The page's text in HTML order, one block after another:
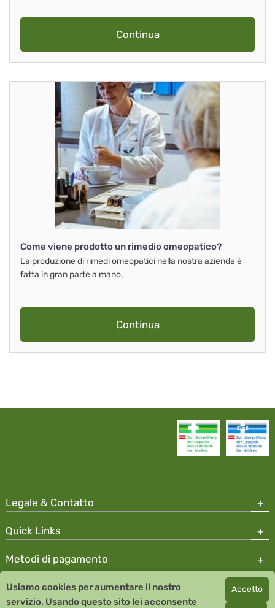
Continua
Come viene prodotto un rimedio omeopatico?
La produzione di rimedi omeopatici nella nostra azienda è
fatta in gran parte a mano.
Continua
Legale & Contatto
Quick Links
Metodi di pagamento
Copyright © 2026 Team Santé Salvator Apotheke
Remedia Homeopathy GmbH GMP certified pharmaceutical
Usiamo cookies per aumentare il nostro
servizio. Usando questo sito lei acconsente
Accetto